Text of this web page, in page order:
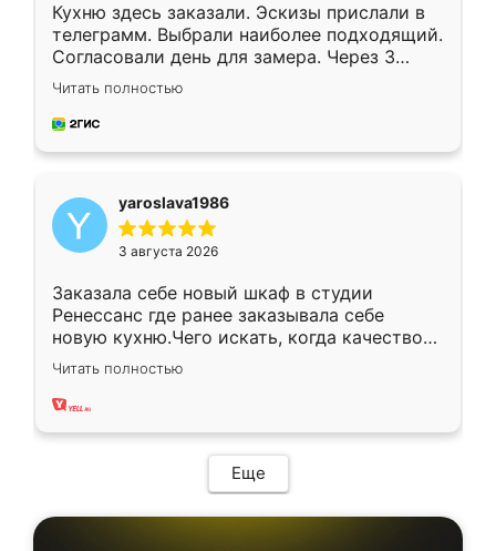
Кухню здесь заказали. Эскизы прислали в
телеграмм. Выбрали наиболее подходящий.
Согласовали день для замера. Через 3
недели кухня была уже готова. Остались
довольны работой. Спасибо Ренессанс
мебель за качественную работу!
Читать полностью
yaroslava1986
3 августа 2026
Заказала себе новый шкаф в студии
Ренессанс где ранее заказывала себе
новую кухню.Чего искать, когда качеством
вполне довольна. Служит кухня уже почти
два года, нареканий нет.
Читать полностью
Еще